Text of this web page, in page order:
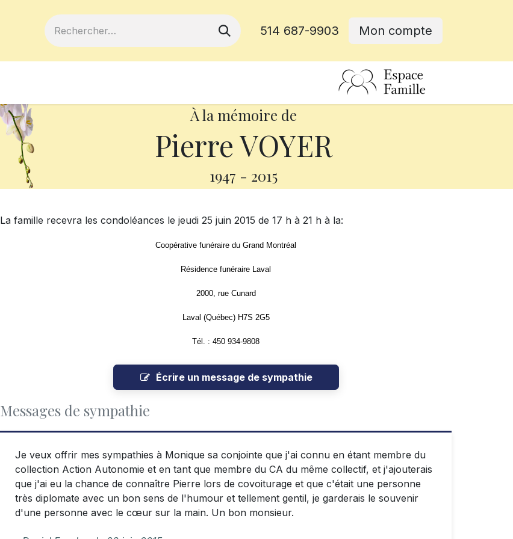
514 687-9903 Mon compte
À la mémoire de
Pierre VOYER
1947 - 2015
La famille recevra les condoléances le jeudi 25 juin 2015 de 17 h à 21 h à la:
Coopérative funéraire du Grand Montréal
Résidence funéraire Laval
2000, rue Cunard
Laval (Québec) H7S 2G5
Tél. : 450 934-9808
Écrire un message de sympathie
Messages de sympathie
Je veux offrir mes sympathies à Monique sa conjointe que j'ai connu en étant membre du
collection Action Autonomie et en tant que membre du CA du même collectif, et j'ajouterais
que j'ai eu la chance de connaître Pierre lors de covoiturage et que c'était une personne
très diplomate avec un bon sens de l'humour et tellement gentil, je garderais le souvenir
d'une personne avec le cœur sur la main. Un bon monsieur.